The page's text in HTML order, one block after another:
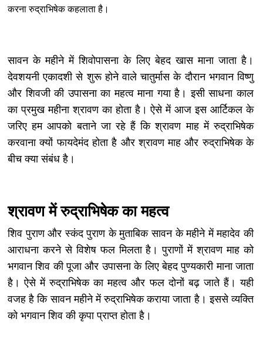
करना रुद्राभिषेक कहलाता है।
सावन के महीने में शिवोपासना के लिए बेहद खास माना जाता है।
देवशयनी एकादशी से शुरू होने वाले चातुर्मास के दौरान भगवान विष्णु
और शिवजी की उपासना का महत्व माना गया है। इसी साधना काल
का प्रमुख महीना श्रावण का होता है। ऐसे में आज इस आर्टिकल के
जरिए हम आपको बताने जा रहे हैं कि श्रावण माह में रुद्राभिषेक
करवाना क्यों फायदेमंद होता है और श्रावण माह और रुद्राभिषेक के
बीच क्या संबंध है।
श्रावण में रुद्राभिषेक का महत्व
शिव पुराण और स्कंद पुराण के मुताबिक सावन के महीने में महादेव की
आराधना करने से विशेष फल मिलता है। पुराणों में श्रावण माह को
भगवान शिव की पूजा और उपासना के लिए बेहद पुण्यकारी माना जाता
है। ऐसे में रुद्राभिषेक का महत्व और फल दोनों बढ़ जाते हैं। यही
वजह है कि सावन महीने में रुद्राभिषेक कराया जाता है। इससे व्यक्ति
को भगवान शिव की कृपा प्राप्त होता है।